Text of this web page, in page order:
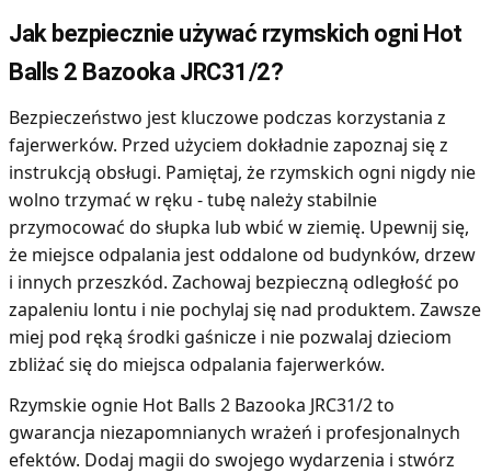
Jak bezpiecznie używać rzymskich ogni Hot
Balls 2 Bazooka JRC31/2?
Bezpieczeństwo jest kluczowe podczas korzystania z
fajerwerków. Przed użyciem dokładnie zapoznaj się z
instrukcją obsługi. Pamiętaj, że rzymskich ogni nigdy nie
wolno trzymać w ręku - tubę należy stabilnie
przymocować do słupka lub wbić w ziemię. Upewnij się,
że miejsce odpalania jest oddalone od budynków, drzew
i innych przeszkód. Zachowaj bezpieczną odległość po
zapaleniu lontu i nie pochylaj się nad produktem. Zawsze
miej pod ręką środki gaśnicze i nie pozwalaj dzieciom
zbliżać się do miejsca odpalania fajerwerków.
Rzymskie ognie Hot Balls 2 Bazooka JRC31/2 to
gwarancja niezapomnianych wrażeń i profesjonalnych
efektów. Dodaj magii do swojego wydarzenia i stwórz